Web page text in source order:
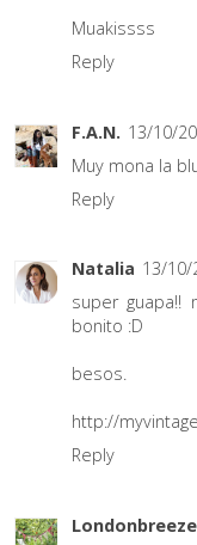
Muakissss
Reply
F.A.N. 13/10/
Muy mona la
Reply
Natalia 13/10/
super
bonito :D
besos.
http://
Reply
Londonbreeze